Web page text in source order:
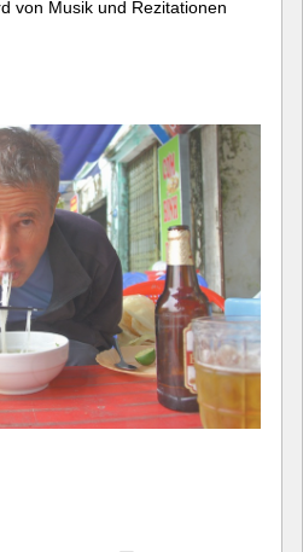
von Musik und Rezitationen